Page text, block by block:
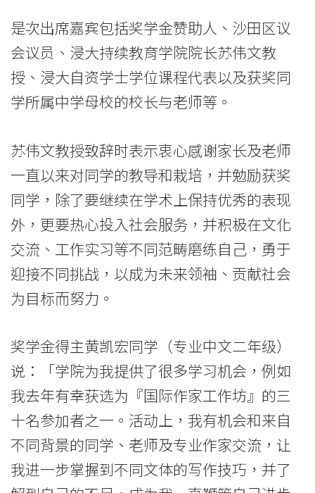
学
院
消
国
际
学
院
香
港
浸
会
大
学
是次出席嘉宾包括奖学金赞助人、沙田区议
会议员、浸大持续教育学院院长苏伟文教
授、浸大自资学士学位课程代表以及获奖同
学所属中学母校的校长与老师等。
苏伟文教授致辞时表示衷心感谢家长及老师
一直以来对同学的教导和栽培，并勉励获奖
同学，除了要继续在学术上保持优秀的表现
外，更要热心投入社会服务，并积极在文化
交流、工作实习等不同范畴磨练自己，勇于
迎接不同挑战，以成为未来领袖、贡献社会
为目标而努力。
奖学金得主黄凯宏同学（专业中文二年级）
说：「学院为我提供了很多学习机会，例如
我去年有幸获选为『国际作家工作坊』的三
十名参加者之一。活动上，我有机会和来自
不同背景的同学、老师及专业作家交流，让
我进一步掌握到不同文体的写作技巧，并了